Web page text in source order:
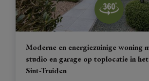
Moderne en energiezuinige woning
studio en garage op toplocatie in
Sint-Truiden